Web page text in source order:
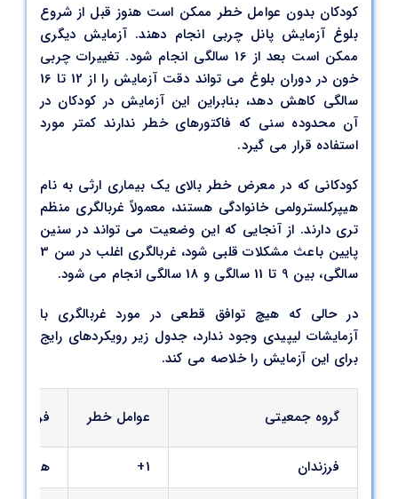
کودکان بدون عوامل خطر ممکن است هنوز قبل از شروع
بلوغ آزمایش پانل چربی انجام دهند. آزمایش دیگری
ممکن است بعد از 16 سالگی انجام شود. تغییرات چربی
خون در دوران بلوغ می تواند دقت آزمایش را از 12 تا 16
سالگی کاهش دهد، بنابراین این آزمایش در کودکان در
آن محدوده سنی که فاکتورهای خطر ندارند کمتر مورد
استفاده قرار می گیرد.
کودکانی که در معرض خطر بالای یک بیماری ارثی به نام
هیپرکلسترولمی خانوادگی هستند، معمولاً غربالگری منظم
تری دارند. از آنجایی که این وضعیت می تواند در سنین
پایین باعث مشکلات قلبی شود، غربالگری اغلب در سن 3
سالگی، بین 9 تا 11 سالگی و 18 سالگی انجام می شود.
در حالی که هیچ توافق قطعی در مورد غربالگری با
آزمایشات لیپیدی وجود ندارد، جدول زیر رویکردهای رایج
برای این آزمایش را خلاصه می کند.
گروه جمعیتی عوامل خطر فرکانس
فرزندان 1+
هر 1 تا 3 سال از زمان شناسایی عوامل خطر